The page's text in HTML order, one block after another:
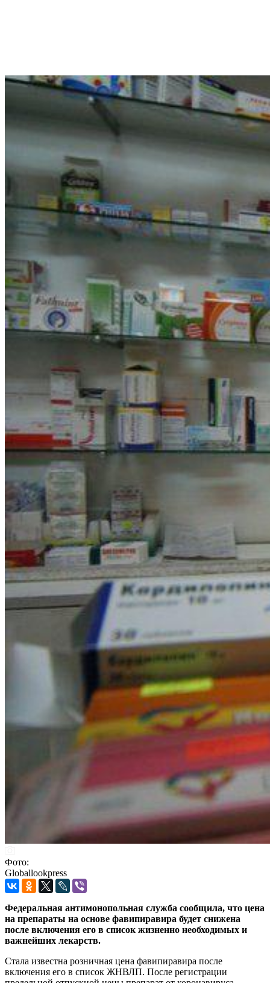
Фото:
Globallookpress
Федеральная антимонопольная служба сообщила, что цена
на препараты на основе фавипиравира будет снижена
после включения его в список жизненно необходимых и
важнейших лекарств.
Стала известна розничная цена фавипиравира после
включения его в список ЖНВЛП. После регистрации